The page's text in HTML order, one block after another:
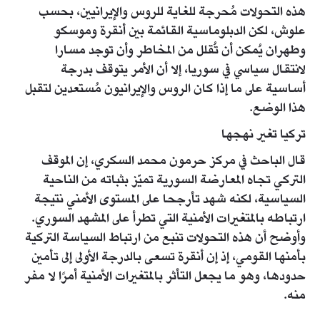
هذه التحولات مُحرجة للغاية للروس والإيرانيين، بحسب
علوش، لكن الدبلوماسية القائمة بين أنقرة وموسكو
وطهران يُمكن أن تُقلل من المخاطر وأن توجد مسارا
لانتقال سياسي في سوريا، إلا أن الأمر يتوقف بدرجة
أساسية على ما إذا كان الروس والإيرانيون مُستعدين لتقبل
هذا الوضع.
تركيا تغير نهجها
قال الباحث في مركز حرمون محمد السكري، إن الموقف
التركي تجاه المعارضة السورية تميّز بثباته من الناحية
السياسية، لكنه شهد تأرجحا على المستوى الأمني نتيجة
ارتباطه بالمتغيرات الأمنية التي تطرأ على المشهد السوري.
وأوضح أن هذه التحولات تنبع من ارتباط السياسة التركية
بأمنها القومي، إذ إن أنقرة تسعى بالدرجة الأولى إلى تأمين
حدودها، وهو ما يجعل التأثر بالمتغيرات الأمنية أمرًا لا مفر
منه.